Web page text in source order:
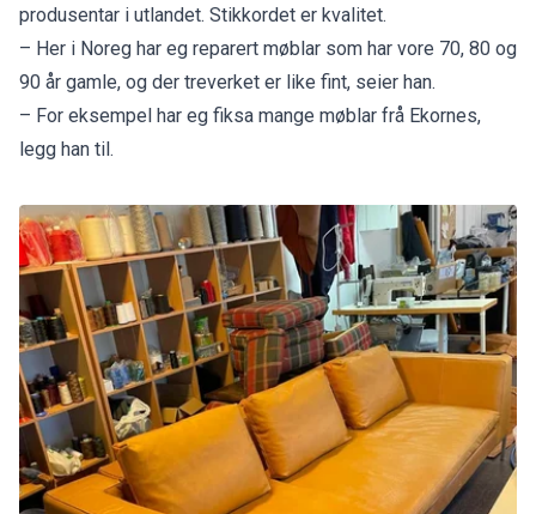
produsentar i utlandet. Stikkordet er kvalitet.
– Her i Noreg har eg reparert møblar som har vore 70, 80 og
90 år gamle, og der treverket er like fint, seier han.
– For eksempel har eg fiksa mange møblar frå Ekornes,
legg han til.